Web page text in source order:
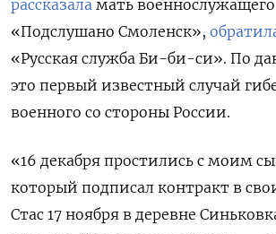
рассказала мать
«Подслушано Смоленск»,
«Русская служба Би-би-си». По
это первый известный случай
военного со стороны России.
«16 декабря простились с моим
который подписал контракт в
Стас 17 ноября в деревне